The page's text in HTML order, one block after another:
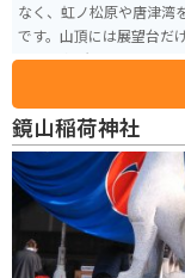
なく、虹ノ松原や唐津湾
です。山頂には展望台だ
ツジの名所でもあります
鏡山稲荷神社